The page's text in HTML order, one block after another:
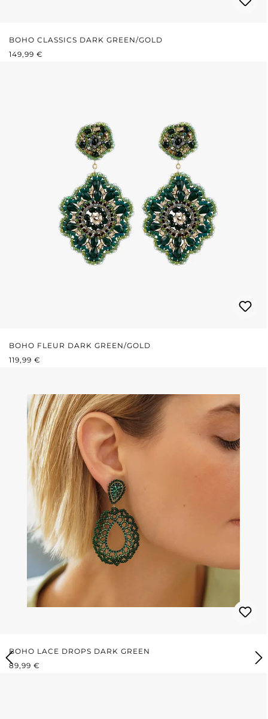
BOHO CLASSICS DARK GREEN/GOLD
REGULÄRER PREIS:
149,99 €
BOHO FLEUR DARK GREEN/GOLD
REGULÄRER PREIS:
119,99 €
BOHO LACE DROPS DARK GREEN
REGULÄRER PREIS:
89,99 €